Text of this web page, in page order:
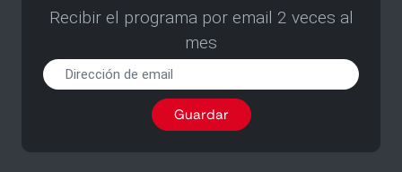
Recibir el programa por email 2 veces al
mes
programa
por
Guardar